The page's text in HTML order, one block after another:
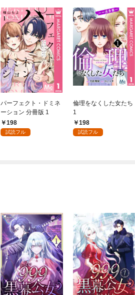
パーフェクト・ドミネ
ーション 分冊版 1
198
試読フル
倫理をなくした女たち
1
198
試読フル